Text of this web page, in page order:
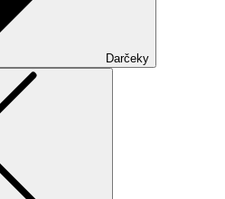
Darčeky